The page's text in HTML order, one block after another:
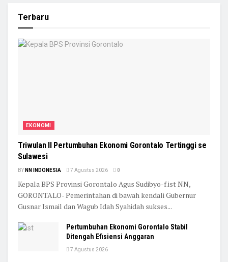
Terbaru
EKONOMI
Triwulan II Pertumbuhan Ekonomi Gorontalo Tertinggi se
Sulawesi
BY NN INDONESIA 7 Agustus 2026 0
Kepala BPS Provinsi Gorontalo Agus Sudibyo-f.ist NN,
GORONTALO- Pemerintahan di bawah kendali Gubernur
Gusnar Ismail dan Wagub Idah Syahidah sukses...
Pertumbuhan Ekonomi Gorontalo Stabil
Ditengah Efisiensi Anggaran
7 Agustus 2026